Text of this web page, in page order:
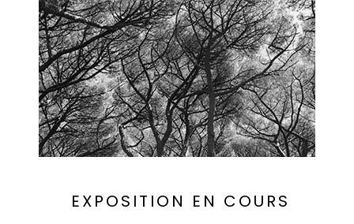
EXPOSITION EN COURS